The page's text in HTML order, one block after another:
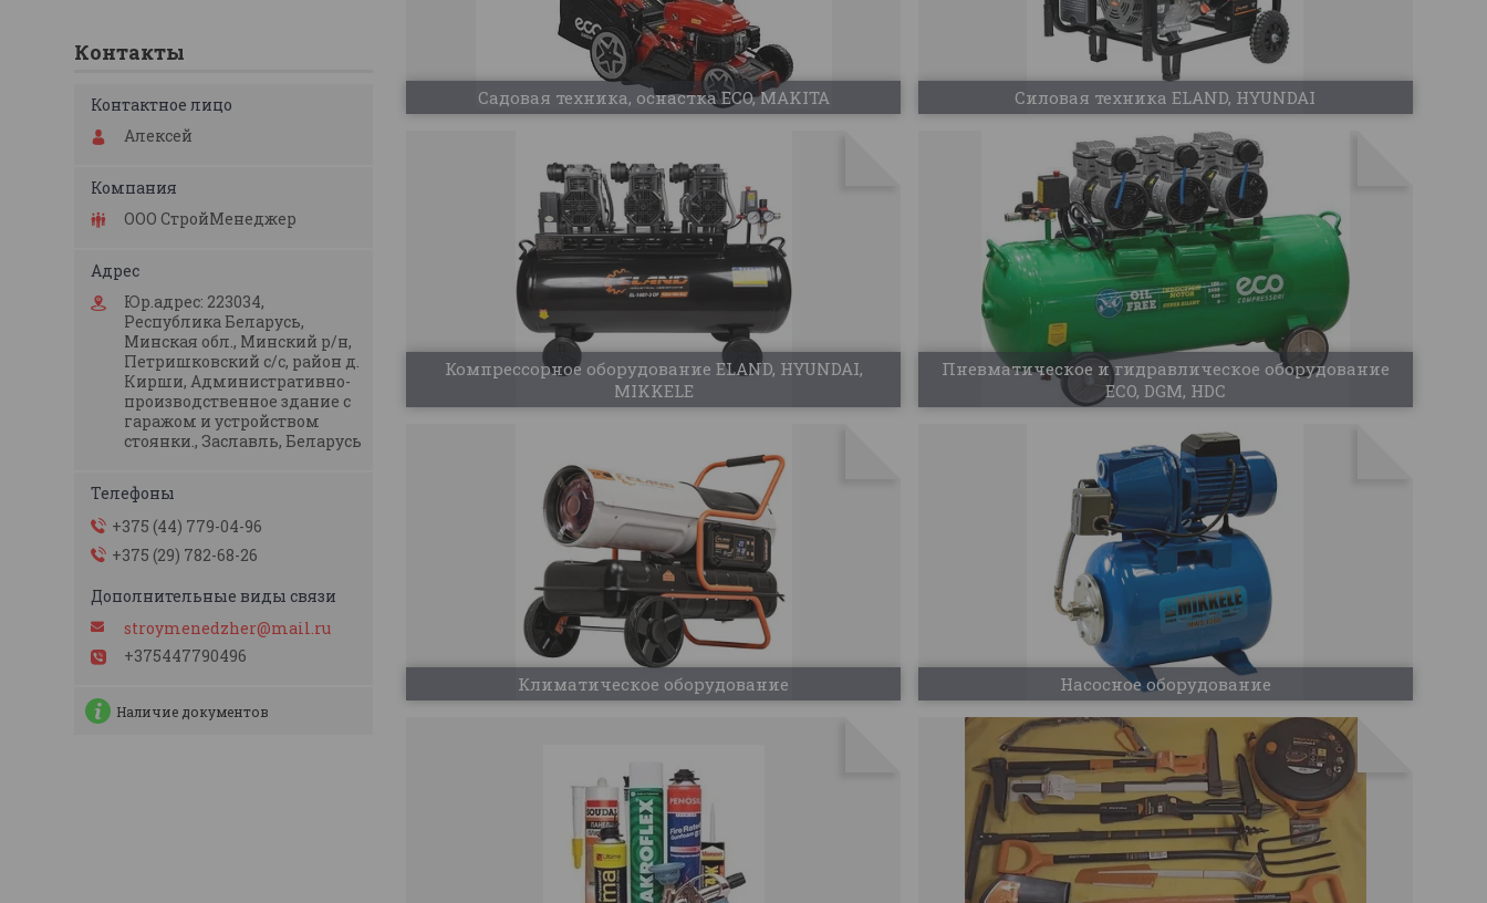
Садовая техника, оснастка ECO, MAKITA Силовая техника ELAND, HYUNDAI
Компрессорное оборудование ELAND, HYUNDAI,
MIKKELE
Пневматическое и гидравлическое оборудование
ECO, DGM, HDC
Климатическое оборудование Насосное оборудование
Контакты
Алексей
ООО СтройМенеджер
Юр.адрес: 223034,
Республика Беларусь,
Минская обл., Минский р/н,
Петришковский с/с, район д.
Кирши, Административно-
производственное здание с
гаражом и устройством
стоянки., Заславль, Беларусь
+375 (44) 779-04-96
+375 (29) 782-68-26
stroymenedzher@mail.ru
+375447790496
Наличие документов